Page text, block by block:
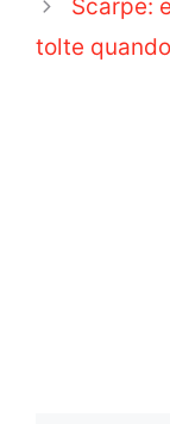
Scarpe:
tolte